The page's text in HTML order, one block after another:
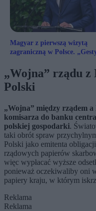
Magyar z pierwszą wizytą
zagraniczną w Polsce.
„Wojna” rządu z
Polski
„Wojna” między rządem
komisarza do banku
polskiej gospodarki.
taki obrót spraw
Polski jako emitenta
rządowych papierów
więc wypłacać wyższe
ponieważ oczekiwaliby oni
papiery kraju, w którym
Reklama
Reklama